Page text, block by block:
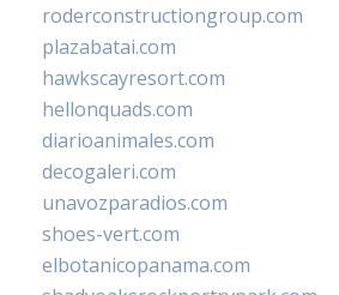
roderconstructiongroup.com
plazabatai.com
hawkscayresort.com
hellonquads.com
diarioanimales.com
decogaleri.com
unavozparadios.com
shoes-vert.com
elbotanicopanama.com